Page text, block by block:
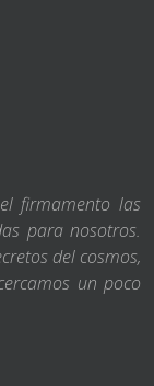
firmamento las
para nosotros.
del cosmos,
un poco